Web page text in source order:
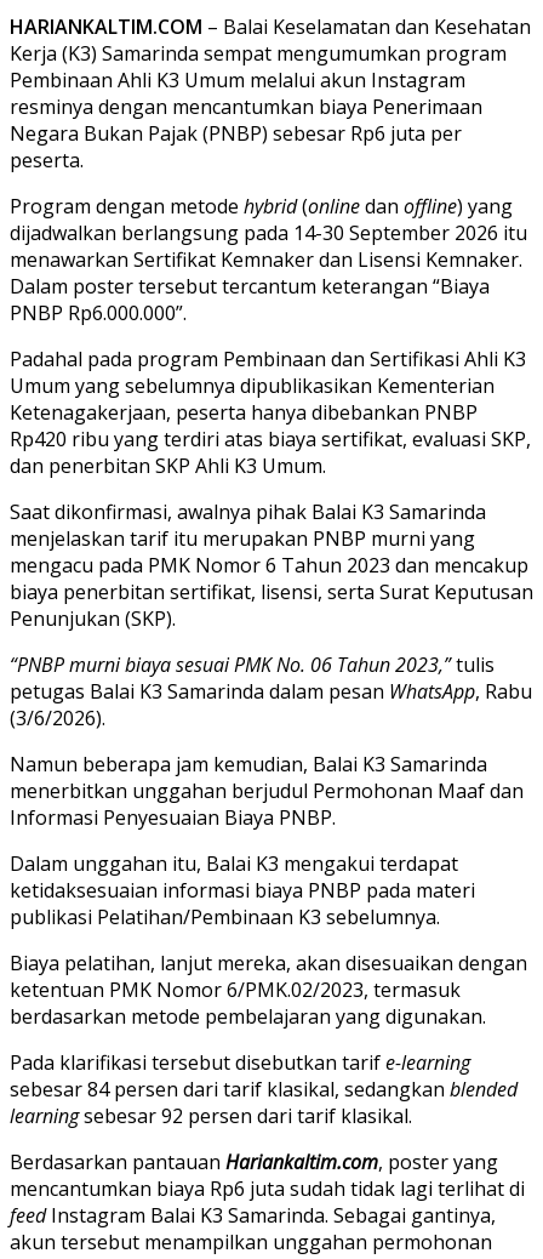
HARIANKALTIM.COM – Balai Keselamatan dan Kesehatan
Kerja (K3) Samarinda sempat mengumumkan program
Pembinaan Ahli K3 Umum melalui akun Instagram
resminya dengan mencantumkan biaya Penerimaan
Negara Bukan Pajak (PNBP) sebesar Rp6 juta per
peserta.
Program dengan metode hybrid(onlinedan offline) yang
dijadwalkan berlangsung pada 14-30 September 2026 itu
menawarkan Sertifikat Kemnaker dan Lisensi Kemnaker.
Dalam poster tersebut tercantum keterangan “Biaya
PNBP Rp6.000.000”.
Padahal pada program Pembinaan dan Sertifikasi Ahli K3
Umum yang sebelumnya dipublikasikan Kementerian
Ketenagakerjaan, peserta hanya dibebankan PNBP
Rp420 ribu yang terdiri atas biaya sertifikat, evaluasi SKP,
dan penerbitan SKP Ahli K3 Umum.
Saat dikonfirmasi, awalnya pihak Balai K3 Samarinda
menjelaskan tarif itu merupakan PNBP murni yang
mengacu pada PMK Nomor 6 Tahun 2023 dan mencakup
biaya penerbitan sertifikat, lisensi, serta Surat Keputusan
Penunjukan (SKP).
“PNBP murni biaya sesuai PMK No. 06 Tahun 2023,”tulis
petugas Balai K3 Samarinda dalam pesan WhatsApp, Rabu
(3/6/2026).
Namun beberapa jam kemudian, Balai K3 Samarinda
menerbitkan unggahan berjudul Permohonan Maaf dan
Informasi Penyesuaian Biaya PNBP.
Dalam unggahan itu, Balai K3 mengakui terdapat
ketidaksesuaian informasi biaya PNBP pada materi
publikasi Pelatihan/Pembinaan K3 sebelumnya.
Biaya pelatihan, lanjut mereka, akan disesuaikan dengan
ketentuan PMK Nomor 6/PMK.02/2023, termasuk
berdasarkan metode pembelajaran yang digunakan.
Pada klarifikasi tersebut disebutkan tarife-learning
sebesar 84 persen dari tarif klasikal, sedangkan blended
learningsebesar 92 persen dari tarif klasikal.
Berdasarkan pantauan Hariankaltim.com, poster yang
mencantumkan biaya Rp6 juta sudah tidak lagi terlihat di
feedInstagram Balai K3 Samarinda. Sebagai gantinya,
akun tersebut menampilkan unggahan permohonan